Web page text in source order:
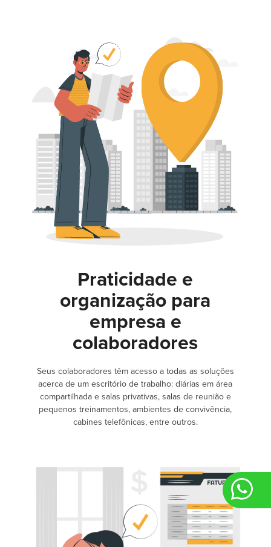
Praticidade e
organização para
empresa e
colaboradores
Seus colaboradores têm acesso a todas as soluções
acerca de um escritório de trabalho: diárias em área
compartilhada e salas privativas, salas de reunião e
pequenos treinamentos, ambientes de convivência,
cabines telefônicas, entre outros.